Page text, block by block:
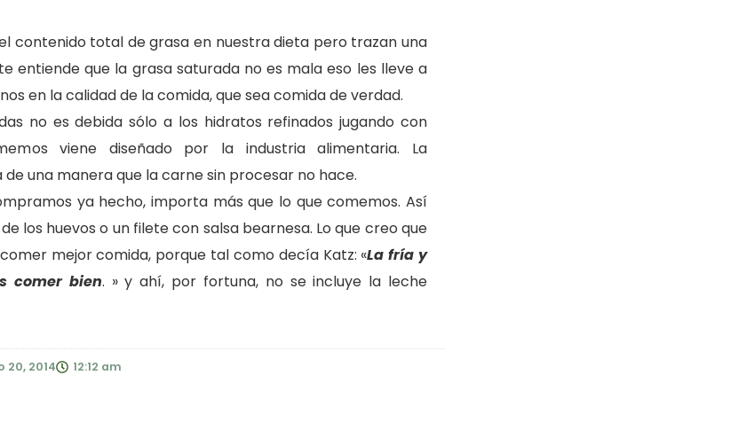
contenido total de grasa en nuestra dieta pero trazan una
entiende que la grasa saturada no es mala eso les lleve a
en la calidad de la comida, que sea comida de verdad.
no es debida sólo a los hidratos refinados jugando con
viene diseñado por la industria alimentaria. La
una manera que la carne sin procesar no hace.
ya hecho, importa más que lo que comemos. Así
los huevos o un filete con salsa bearnesa. Lo que creo que
mejor comida, porque tal como decía Katz: «La fría y
comer bien. » y ahí, por fortuna, no se incluye la leche
20, 2014 12:12 am